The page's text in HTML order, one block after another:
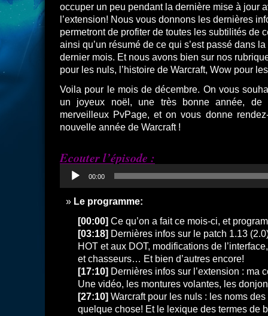
occuper un peu pendant la dernière mise à jour
l’extension! Nous vous donnons les dernières
permetront de profiter de toutes les subtilités de
ainsi qu’un résumé de ce qui s’est passé dans
dernier mois. Et nous avons bien sur nos
pour les nuls, l’histoire de Warcraft, Wow pour
Voila pour le mois de décembre. On vous
un joyeux noël, une très bonne année, de
merveilleux PvPage, et on vous donne
nouvelle année de Warcraft !
Ecouter l’épisode :
audio
00:00
Le programme:
[00:00] Ce qu’on a fait ce mois-ci, et
[03:18] Dernières infos sur le patch 1.13
HOT et aux DOT, modifications de
et chasseurs… Et bien d’autres encore!
[17:10] Dernières infos sur l’extension : ma
Une vidéo, les montures volantes, les
[27:10] Warcraft pour les nuls : les noms
quelque chose! Et le lexique des termes de